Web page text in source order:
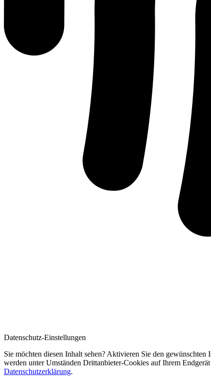
Datenschutz-Einstellungen
Sie möchten diesen Inhalt sehen? Aktivieren Sie den
werden unter Umständen Drittanbieter-Cookies auf Ihrem
Datenschutzerklärung.